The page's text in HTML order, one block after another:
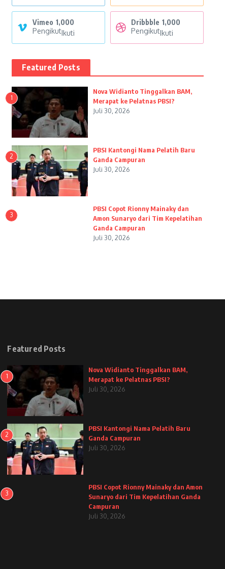
Vimeo 1,000
PengikutIkuti
Dribbble 1,000
PengikutIkuti
Featured Posts
1
Nova Widianto Tinggalkan BAM,
Merapat ke Pelatnas PBSI?
Juli 30, 2026
2
PBSI Kantongi Nama Pelatih Baru
Ganda Campuran
Juli 30, 2026
3
PBSI Copot Rionny Mainaky dan
Amon Sunaryo dari Tim Kepelatihan
Ganda Campuran
Juli 30, 2026
Featured Posts
1
Nova Widianto Tinggalkan BAM,
Merapat ke Pelatnas PBSI?
Juli 30, 2026
2
PBSI Kantongi Nama Pelatih Baru
Ganda Campuran
Juli 30, 2026
3
PBSI Copot Rionny Mainaky dan Amon
Sunaryo dari Tim Kepelatihan Ganda
Campuran
Juli 30, 2026